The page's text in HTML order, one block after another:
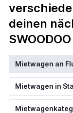
deinen
SWOODOO
Mietwagen an
Mietwagen in